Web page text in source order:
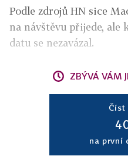
Podle zdrojů HN sice
na návštěvu přijede, ale
datu se nezavázal.
ZBÝVÁ VÁM
Číst
na první